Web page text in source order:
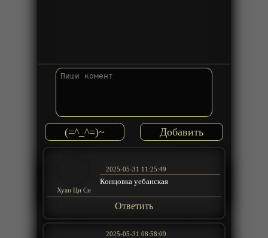
(=^_^=)~
Хуан Ци Си
2025-05-31 11:25:49
Концовка уебанская
Ответить
2025-05-31 08:58:09